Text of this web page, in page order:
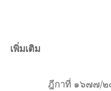
เพิ่มเติม
ฎีกาที่ ๑๖๗๗/